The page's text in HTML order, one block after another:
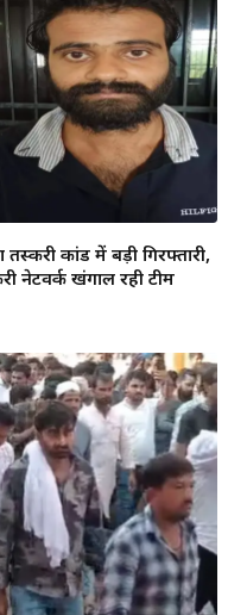
कांड में बड़ी गिरफ्तारी,
नेटवर्क खंगाल रही टीम